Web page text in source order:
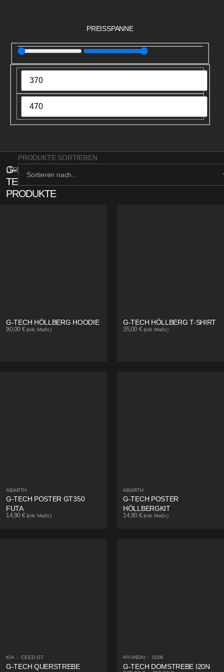
PREISSPANNE
G-
TECH
PRODUKTE
(168
PRODUKTE SORTIEREN
G-TECH HÖLLBERG HOODIE
90,00 € (inkl. MwSt.)
G-TECH HÖLLBERG T-SHIRT
35,00 € (inkl. MwSt.)
ABARTH
G-TECH POSTER GT350
FUTA
14,90 € (inkl. MwSt.)
ABARTH
G-TECH POSTER
HÖLLBERGKIT
14,90 € (inkl. MwSt.)
KIA / CEED GT
G-TECH QUERSTREBE
HYUNDAI / I20N
G-TECH DOMSTREBE I20N